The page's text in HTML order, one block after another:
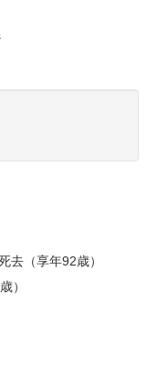
去（享年92歳）
）